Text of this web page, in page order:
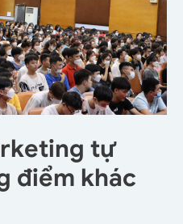
tự
điểm khác